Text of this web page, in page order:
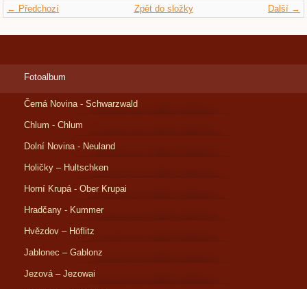
← Předchozí Další →
Zpět do složky
Fotoalbum
Černá Novina - Schwarzwald
Chlum - Chlum
Dolní Novina - Neuland
Holičky – Hultschken
Horní Krupá - Ober Krupai
Hradčany - Kummer
Hvězdov – Höflitz
Jablonec – Gablonz
Jezová – Jezowai